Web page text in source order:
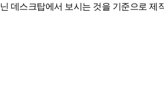
닌 데스크탑에서 보시는 것을 기준으로